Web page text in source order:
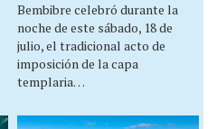
Bembibre celebró durante la
noche de este sábado, 18 de
julio, el tradicional acto de
imposición de la capa
templaria…